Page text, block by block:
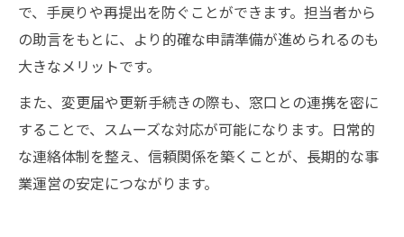
で、手戻りや再提出を防ぐことができます。担当者から
の助言をもとに、より的確な申請準備が進められるのも
大きなメリットです。
また、変更届や更新手続きの際も、窓口との連携を密に
することで、スムーズな対応が可能になります。日常的
な連絡体制を整え、信頼関係を築くことが、長期的な事
業運営の安定につながります。